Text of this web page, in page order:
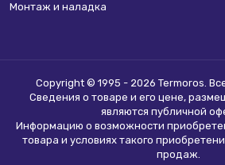
Монтаж и наладка
Copyright © 1995 - 2026 Termoros.
Сведения о товаре и его цене,
являются публичной
Информацию о возможности
товара и условиях такого
продаж.